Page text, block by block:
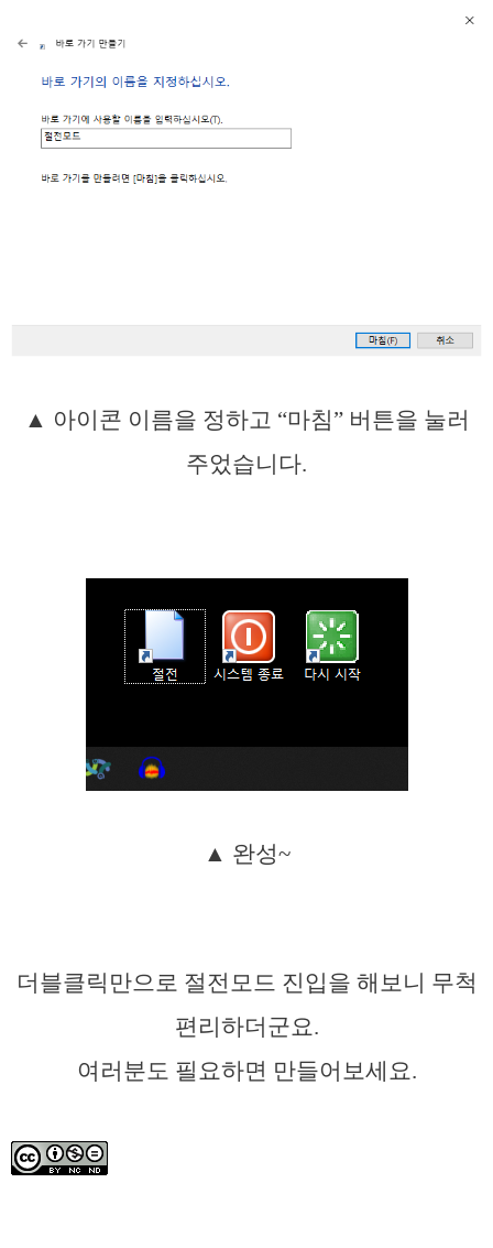
▲ 아이콘 이름을 정하고 “마침” 버튼을 눌러
주었습니다.
▲ 완성~
더블클릭만으로 절전모드 진입을 해보니 무척
편리하더군요.
여러분도 필요하면 만들어보세요.